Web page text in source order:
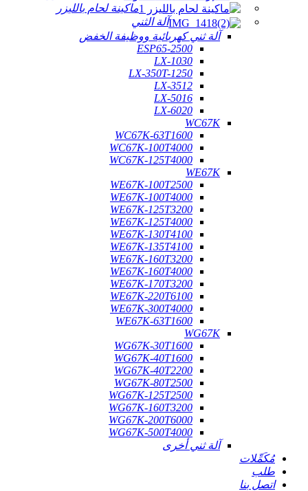
ماكينة لحام بالليزر
آلة الثني
آلة ثني كهربائية ووظيفة الخفض
ESP65-2500
LX-1030
LX-350T-1250
LX-3512
LX-5016
LX-6020
WC67K
WC67K-63T1600
WC67K-100T4000
WC67K-125T4000
WE67K
WE67K-100T2500
WE67K-100T4000
WE67K-125T3200
WE67K-125T4000
WE67K-130T4100
WE67K-135T4100
WE67K-160T3200
WE67K-160T4000
WE67K-170T3200
WE67K-220T6100
WE67K-300T4000
WE67K-63T1600
WG67K
WG67K-30T1600
WG67K-40T1600
WG67K-40T2200
WG67K-80T2500
WG67K-125T2500
WG67K-160T3200
WG67K-200T6000
WG67K-500T4000
آلة ثني أخرى
مُكَمِّلات
طلب
اتصل بنا